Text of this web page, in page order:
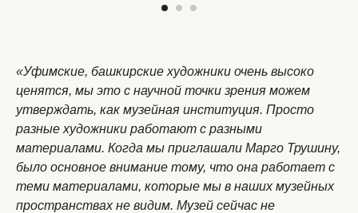
«Уфимские, башкирские художники очень высоко
ценятся, мы это с научной точки зрения можем
утверждать, как музейная институция. Просто
разные художники работают с разными
материалами. Когда мы приглашали Марго Трушину,
было основное внимание тому, что она работает с
теми материалами, которые мы в наших музейных
пространствах не видим. Музей сейчас не